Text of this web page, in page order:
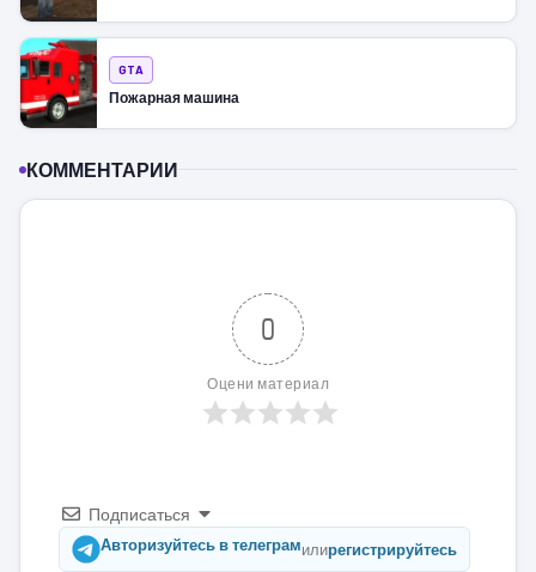
GTA
Пожарная машина
КОММЕНТАРИИ
0
Оцени материал
Подписаться
Авторизуйтесь в телеграмилирегистрируйтесь